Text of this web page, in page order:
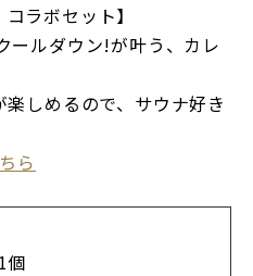
ラボセット】
ールダウン!が叶う、カレ
しめるので、サウナ好き
ら
個